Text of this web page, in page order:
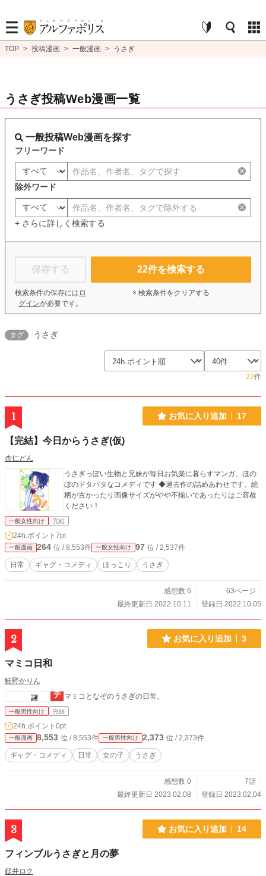
TOP > 投稿漫画 > 一般漫画 > うさぎ
うさぎ投稿Web漫画一覧
一般投稿Web漫画を探す
フリーワード
除外ワード
+ さらに詳しく検索する
保存する
検索条件の保存には ロ
グインが必要です。
22件を検索する
× 検索条件をクリアする
タグ うさぎ
22件
1 お気に入り追加 17
【完結】今日からうさぎ(仮)
杏仁どん
うさぎっぽい生物と兄妹が毎日お気楽に暮らすマンガ。ほの
ぼのドタバタなコメディです ◆過去作の詰めあわせです。絵
柄が古かったり画像サイズがやや不揃いであったりはご容赦
ください！
一般女性向け 完結
24h.ポイント 7pt
一般漫画 264 位 / 8,553件 一般女性向け 97 位 / 2,537件
日常 ギャグ・コメディ ほっこり うさぎ
感想数 6
63ページ
最終更新日 2022.10.11
登録日 2022.10.05
2 お気に入り追加 3
マミコ日和
鮭野かりん
マミコとなぞのうさぎの日常。
一般男性向け 完結
24h.ポイント 0pt
一般漫画 8,553 位 / 8,553件 一般男性向け 2,373 位 / 2,373件
ギャグ・コメディ 日常 女の子 うさぎ
感想数 0
7話
最終更新日 2023.02.08
登録日 2023.02.04
3 お気に入り追加 14
フィンブルうさぎと月の夢
鎹井ロク